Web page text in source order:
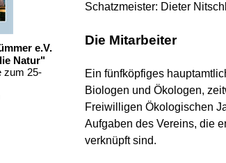
Schatzmeister: Dieter
Die Mitarbeiter
Ein fünfköpfiges
Biologen und Ökologen,
Freiwilligen Ökologischen
Aufgaben des Vereins, die
verknüpft sind.
e.V.
Natur"
zum 25-